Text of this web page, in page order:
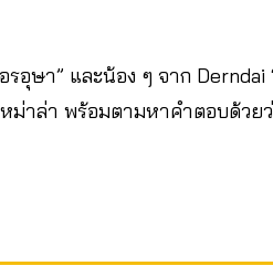
อุษา” และน้อง ๆ จาก
ม่าล่า พร้อมตามหาคำตอบด้ว